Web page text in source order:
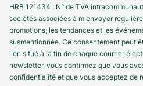
HRB 121434 ; N° de TVA
sociétés associées à m'envoyer
promotions, les tendances et les
susmentionnée. Ce consentement peut
lien situé à la fin de chaque courrier
newsletter, vous confirmez que vous
confidentialité et que vous acceptez de